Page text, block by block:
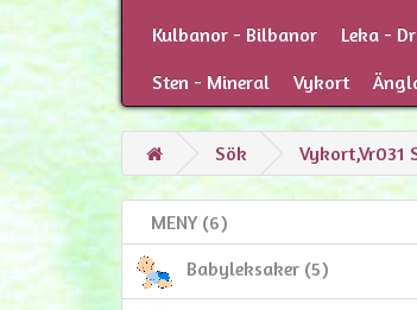
Kulbanor - Bilbanor
Leka -
Sten - Mineral
Vykort
Sök Vykort,Vr031
MENY (6)
Babyleksaker (5)